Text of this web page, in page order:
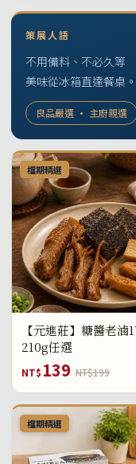
策展人語
不用備料、不必久等
美味從冰箱直達餐桌。
良品嚴選 · 主廚親選
檔期精選
【元進莊】糖醬老滷
210g任選
NT$ 139 NT$199
檔期精選